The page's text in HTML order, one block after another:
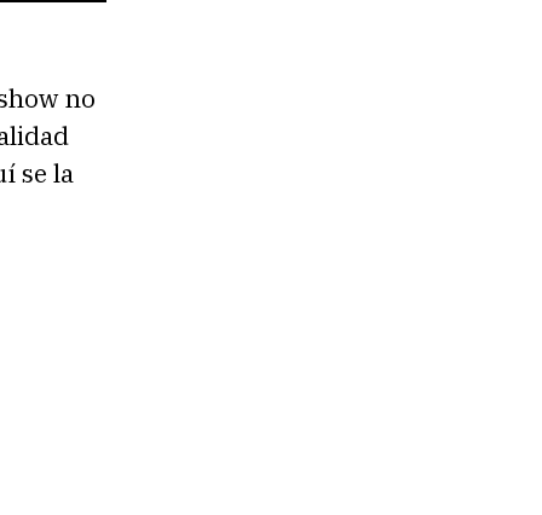
no
se la